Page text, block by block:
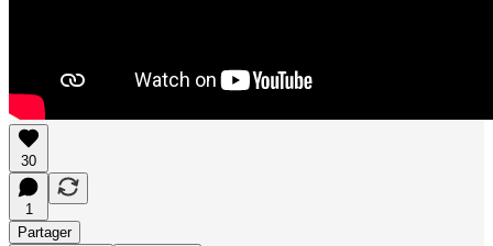
30
1
Partager